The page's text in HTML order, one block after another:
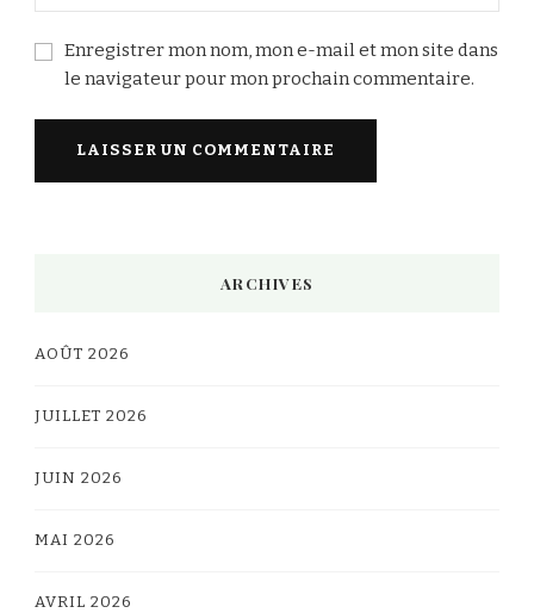
Enregistrer mon nom, mon e-mail et mon site dans
le navigateur pour mon prochain commentaire.
ARCHIVES
AOÛT 2026
JUILLET 2026
JUIN 2026
MAI 2026
AVRIL 2026